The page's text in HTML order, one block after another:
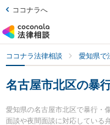
ココナラへ
ココナラ法律相談 愛知県で
名古屋市北区の暴
愛知県の名古屋市北区で暴行・
面談や夜間面談に対応している